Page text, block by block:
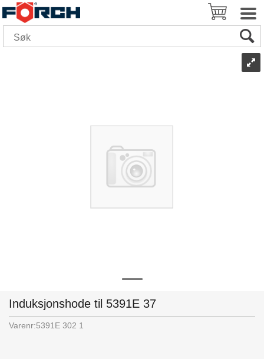
Induksjonshode til 5391E 37
Varenr:5391E 302 1